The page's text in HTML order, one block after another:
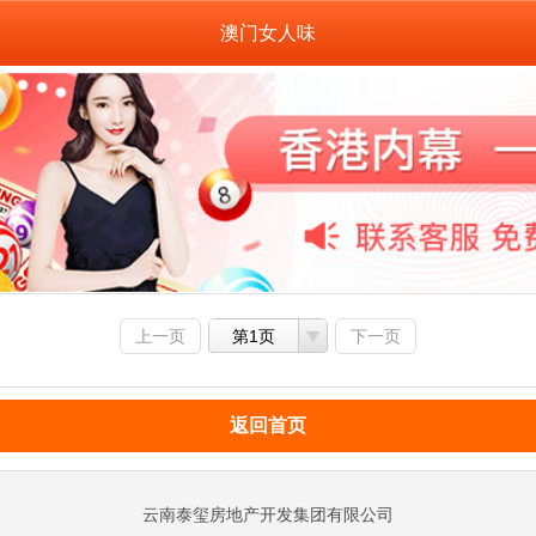
澳门女人味
上一页 第1页 下一页
返回首页
云南泰玺房地产开发集团有限公司